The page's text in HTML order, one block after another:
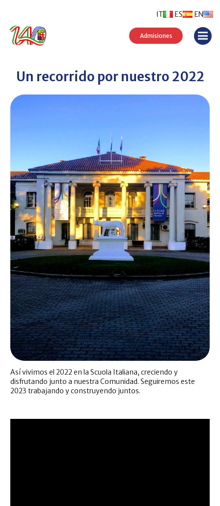
ES EN
IT
Admisiones
Un recorrido por nuestro 2022
Así vivimos el 2022 en la Scuola Italiana, creciendo y
disfrutando junto a nuestra Comunidad. Seguiremos este
2023 trabajando y construyendo juntos.